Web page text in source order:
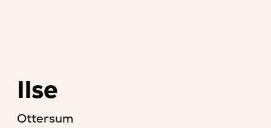
Ilse
Ottersum